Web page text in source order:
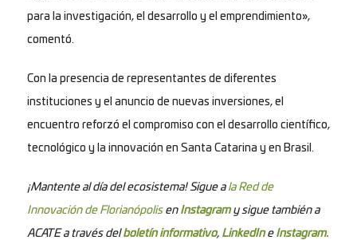
para la investigación, el desarrollo y el emprendimiento»,
comentó.
Con la presencia de representantes de diferentes
instituciones y el anuncio de nuevas inversiones, el
encuentro reforzó el compromiso con el desarrollo científico,
tecnológico y la innovación en Santa Catarina y en Brasil.
¡Mantente al día del ecosistema! Sigue a la Red de
Innovación de Florianópolisen Instagramy sigue también a
ACATE a través delboletín informativo, LinkedIne Instagram.